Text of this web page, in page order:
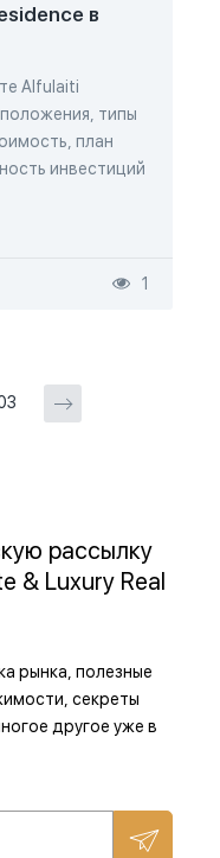
в
Alfulaiti
типы
план
инвестиций
1
рассылку
& Luxury Real
рынка, полезные
секреты
другое уже в